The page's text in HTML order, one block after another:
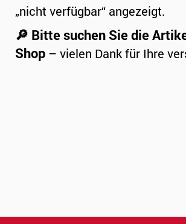
„nicht verfügbar“ angezeigt.
🔎 Bitte suchen Sie die
Shop – vielen Dank für Ihre